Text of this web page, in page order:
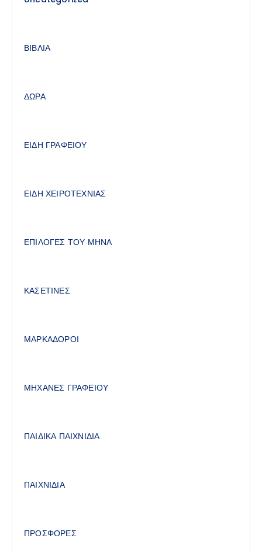
ΒΙΒΛΙΑ
ΔΩΡΑ
ΕΙΔΗ ΓΡΑΦΕΙΟΥ
ΕΙΔΗ ΧΕΙΡΟΤΕΧΝΙΑΣ
ΕΠΙΛΟΓΕΣ ΤΟΥ ΜΗΝΑ
ΚΑΣΕΤΙΝΕΣ
ΜΑΡΚΑΔΟΡΟΙ
ΜΗΧΑΝΕΣ ΓΡΑΦΕΙΟΥ
ΠΑΙΔΙΚΑ ΠΑΙΧΝΙΔΙΑ
ΠΑΙΧΝΙΔΙΑ
ΠΡΟΣΦΟΡΕΣ